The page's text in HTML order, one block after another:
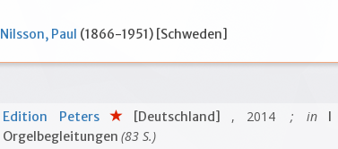
Nilsson, Paul (1866-1951) [Schweden]
Edition Peters [Deutschland] , 2014 ; inI
Orgelbegleitungen(83 S.)